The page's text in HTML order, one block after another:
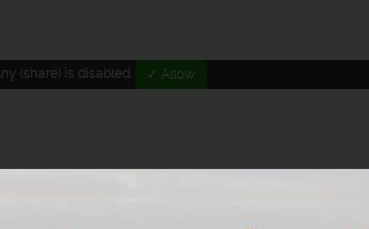
(share) is disabled. ✓ Allow